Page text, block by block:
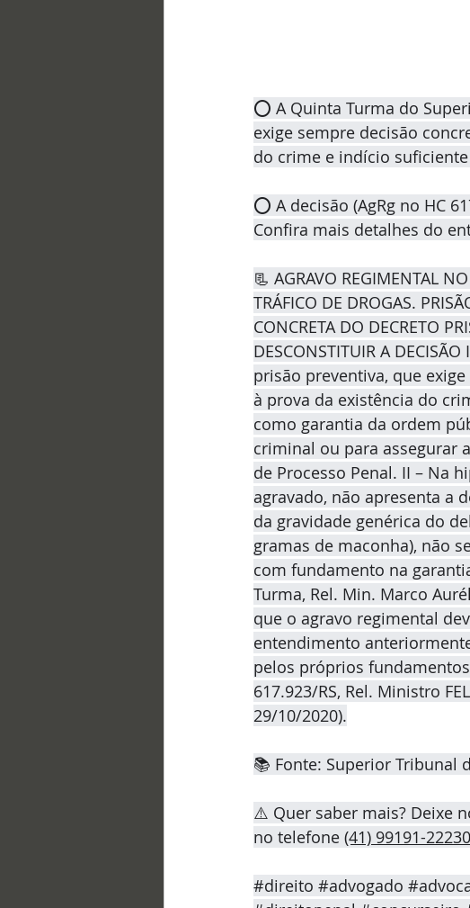
⭕ A Quinta Turma do
exige sempre decisão
do crime e indício
⭕ A decisão (AgRg no HC
Confira mais detalhes do
📃 AGRAVO REGIMENTAL
TRÁFICO DE DROGAS.
CONCRETA DO DECRETO
DESCONSTITUIR A
prisão preventiva, que
à prova da existência do
como garantia da ordem
criminal ou para assegurar
de Processo Penal. II – Na
agravado, não apresenta a
da gravidade genérica do
gramas de maconha), não
com fundamento na
Turma, Rel. Min. Marco
que o agravo regimental
entendimento
pelos próprios
617.923/RS, Rel. Ministro
29/10/2020).
📚 Fonte: Superior Tribunal
⚠️ Quer saber mais? Deixe
no telefone (41) 99191-22230
#direito #advogado